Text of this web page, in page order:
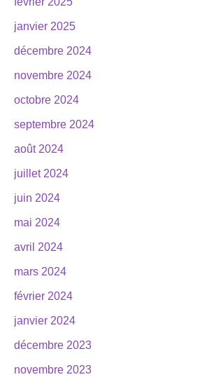
janvier 2025
décembre 2024
novembre 2024
octobre 2024
septembre 2024
août 2024
juillet 2024
juin 2024
mai 2024
avril 2024
mars 2024
février 2024
janvier 2024
décembre 2023
novembre 2023